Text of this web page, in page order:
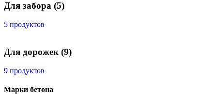
Для забора (5)
5 продуктов
Для дорожек (9)
9 продуктов
Марки бетона